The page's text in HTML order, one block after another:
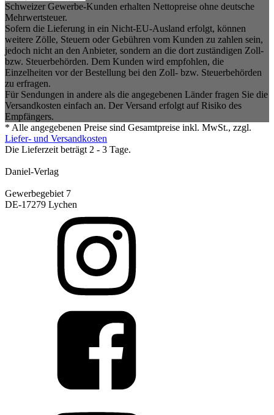
Schweizer Gewerbe-Kunden erhalten Nettopreise ohne deutsche
Mehrwertsteuer.
Sofern die Lieferung in ein Nicht-EU-Ausland erfolgt, können
weitere Zölle, Steuern oder Gebühren vom Kunden zu zahlen sein,
jedoch nicht an den Anbieter, sondern an die dort zuständigen Zoll-
bzw. Steuerbehörden. Dem Kunden wird empfohlen, die
Einzelheiten vor der Bestellung bei den Zoll- bzw. Steuerbehörden
zu erfragen.
Für Sendungen in andere als die angegebenen Länder fragen Sie die
Versandkosten einfach an. Der Versand erfolgt auf Risiko des
Empfängers.
* Alle angegebenen Preise sind Gesamtpreise inkl. MwSt., zzgl.
Liefer- und Versandkosten
Die Lieferzeit beträgt 2 - 3 Tage.
Daniel-Verlag
Gewerbegebiet 7
DE-17279 Lychen